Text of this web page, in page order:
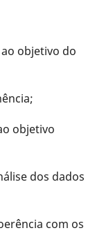
objetivo do
objetivo
dos dados
com os